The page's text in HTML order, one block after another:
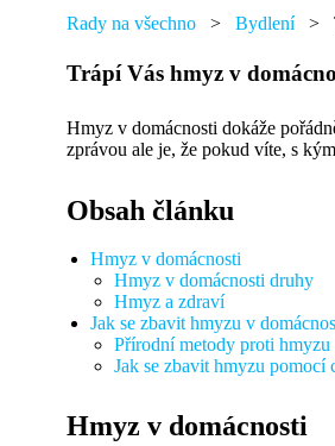
každého
Rady na všechno > Bydlení>
Trápí Vás hmyz v
Hmyz v domácnosti dokáže
zprávou ale je, že pokud víte, s
Obsah článku
Hmyz v domácnosti
Hmyz v domácnosti druhy
Hmyz a zdraví
Jak se zbavit hmyzu v
Přírodní metody proti hmyzu
Jak se zbavit hmyzu pomocí
Hmyz v domácnosti